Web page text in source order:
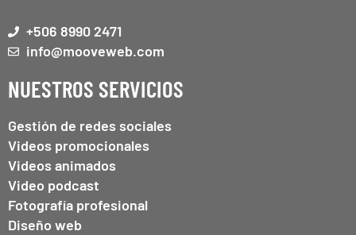
+506 8990 2471
info@mooveweb.com
NUESTROS SERVICIOS
Gestión de redes sociales
Videos promocionales
Videos animados
Video podcast
Fotografía profesional
Diseño web